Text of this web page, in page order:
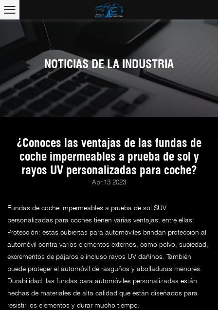
NOTICIAS DE LA INDUSTRIA
¿Conoces las ventajas de las fundas de
coche impermeables a prueba de sol y
rayos UV personalizadas para coche?
Apr.13 2023
Fundas de coche impermeables a prueba de sol SUV
personalizadas para coches tienen varias ventajas, entre ellas:
Protección: estas cubiertas para automóviles brindan protección al
automóvil contra varios elementos externos, como polvo, suciedad,
excrementos de pájaros e incluso rayos UV dañinos. También
puede proteger el automóvil de rasguños y abolladuras menores.
Durabilidad: las fundas para automóviles personalizadas están
hechas de materiales de alta calidad que están diseñados para
resistir los elementos y durar mucho tiempo.